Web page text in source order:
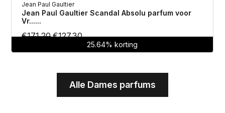
Jean Paul Gaultier
Jean Paul Gaultier Scandal Absolu parfum voor
Vr......
€171.20Oorspronkelijke
€171.20.
€127.30Huidige
prijs
€127.30.
25.64% korting
Alle Dames parfums